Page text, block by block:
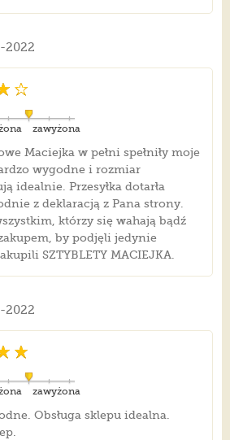
2022
zawyżona
Maciejka w pełni spełniły moje
wygodne i rozmiar
idealnie. Przesyłka dotarła
z deklaracją z Pana strony.
którzy się wahają bądź
by podjęli jedynie
SZTYBLETY MACIEJKA.
2022
zawyżona
Obsługa sklepu idealna.